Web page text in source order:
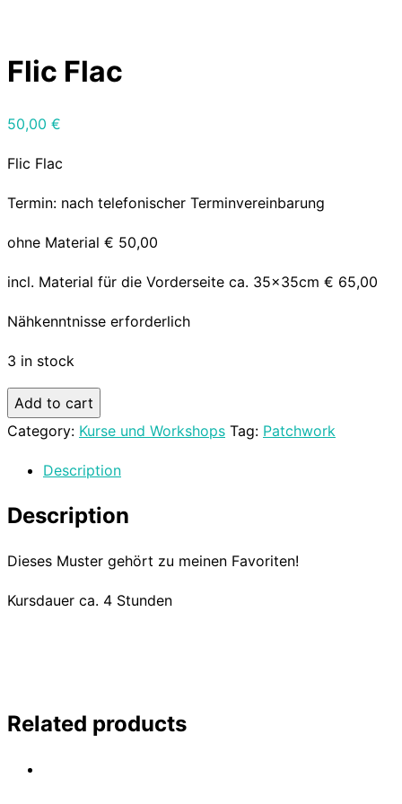
Flic Flac
50,00 €
Flic Flac
Termin: nach telefonischer Terminvereinbarung
ohne Material € 50,00
incl. Material für die Vorderseite ca. 35x35cm € 65,00
Nähkenntnisse erforderlich
3 in stock
Add to cart
Category: Kurse und Workshops Tag: Patchwork
Description
Description
Dieses Muster gehört zu meinen Favoriten!
Kursdauer ca. 4 Stunden
Related products